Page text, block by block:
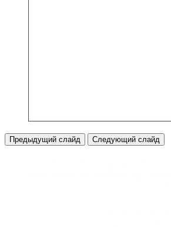
Предыдущий слайд Следующий слайд